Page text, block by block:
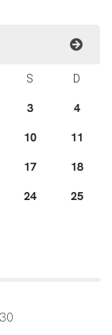
S D
3 4
10 11
17 18
24 25